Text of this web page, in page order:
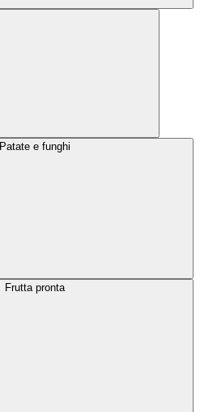
Patate e funghi
Frutta pronta